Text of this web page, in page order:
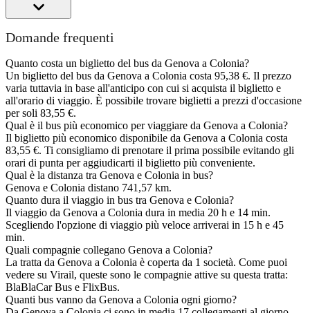
Domande frequenti
Quanto costa un biglietto del bus da Genova a Colonia?
Un biglietto del bus da Genova a Colonia costa 95,38 €. Il prezzo
varia tuttavia in base all'anticipo con cui si acquista il biglietto e
all'orario di viaggio. È possibile trovare biglietti a prezzi d'occasione
per soli 83,55 €.
Qual è il bus più economico per viaggiare da Genova a Colonia?
Il biglietto più economico disponibile da Genova a Colonia costa
83,55 €. Ti consigliamo di prenotare il prima possibile evitando gli
orari di punta per aggiudicarti il biglietto più conveniente.
Qual è la distanza tra Genova e Colonia in bus?
Genova e Colonia distano 741,57 km.
Quanto dura il viaggio in bus tra Genova e Colonia?
Il viaggio da Genova a Colonia dura in media 20 h e 14 min.
Scegliendo l'opzione di viaggio più veloce arriverai in 15 h e 45
min.
Quali compagnie collegano Genova a Colonia?
La tratta da Genova a Colonia è coperta da 1 società. Come puoi
vedere su Virail, queste sono le compagnie attive su questa tratta:
BlaBlaCar Bus e FlixBus.
Quanti bus vanno da Genova a Colonia ogni giorno?